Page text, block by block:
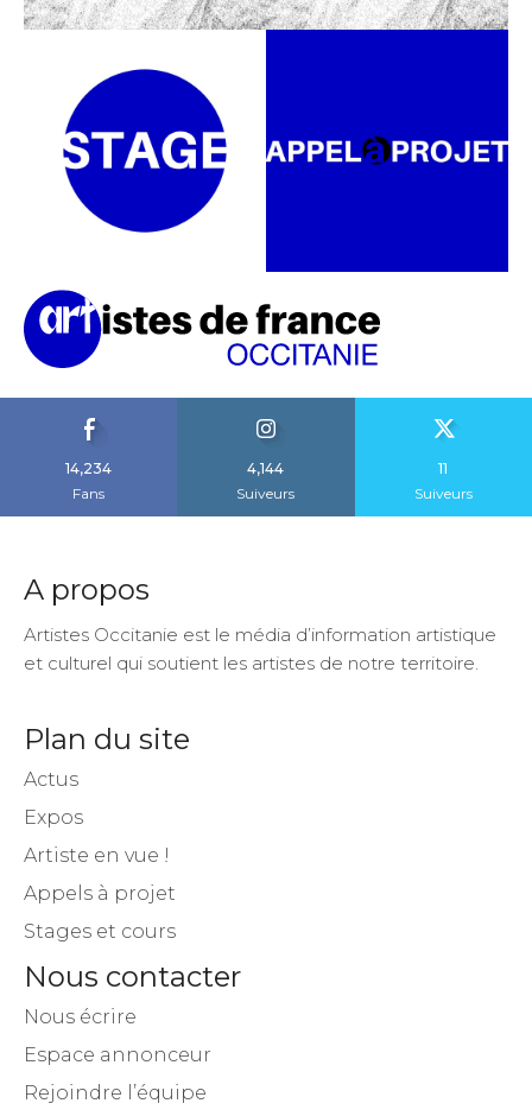
14,234
Fans
4,144
Suiveurs
11
Suiveurs
A propos
Artistes Occitanie est le média d’information artistique
et culturel qui soutient les artistes de notre territoire.
Plan du site
Actus
Expos
Artiste en vue !
Appels à projet
Stages et cours
Nous contacter
Nous écrire
Espace annonceur
Rejoindre l’équipe